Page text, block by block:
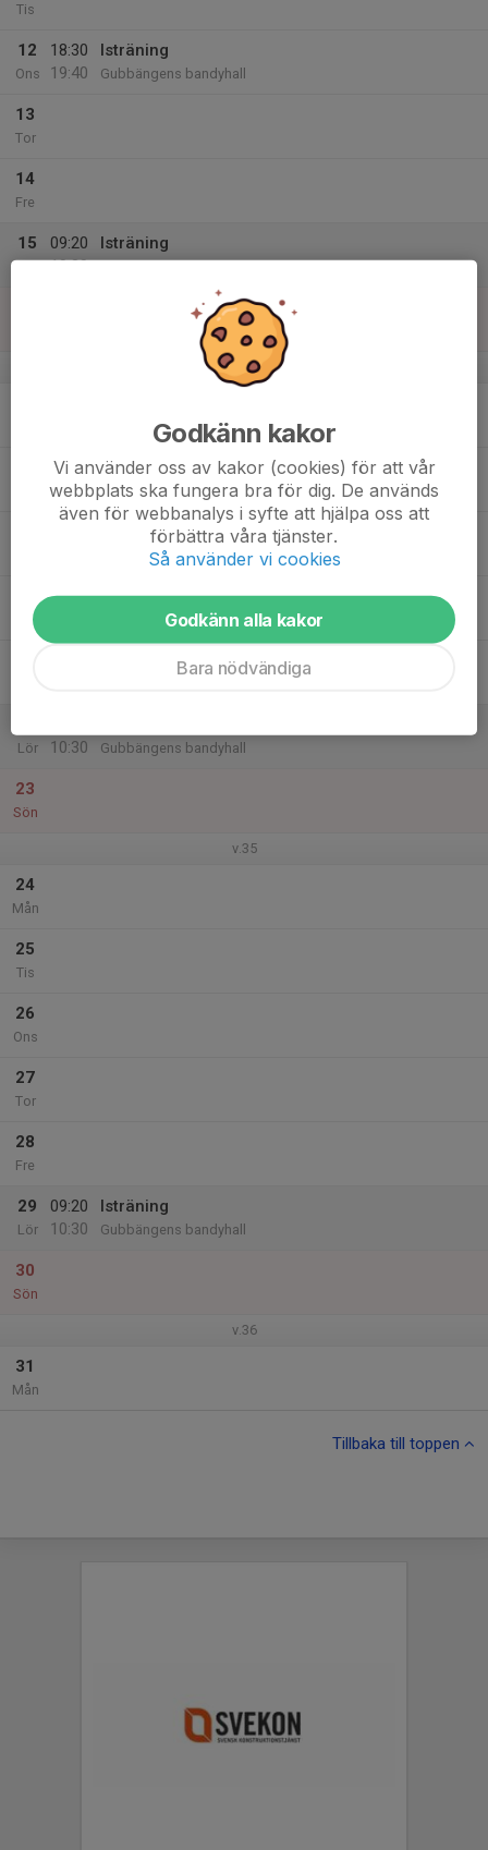
Tis
12
Ons
18:30
19:40
Isträning
Gubbängens bandyhall
13
Tor
14
Fre
15
09:20
10:30
Isträning
v.34
Tor
Lör
10:30
Gubbängens bandyhall
23
Sön
v.35
24
Mån
25
Tis
26
Ons
27
Tor
28
Fre
29
Lör
09:20
10:30
Isträning
Gubbängens bandyhall
30
Sön
v.36
31
Mån
Tillbaka till toppen
Godkänn kakor
Vi använder oss av kakor (cookies) för att vår
webbplats ska fungera bra för dig. De används
även för webbanalys i syfte att hjälpa oss att
förbättra våra tjänster.
Så använder vi cookies
Godkänn alla kakor
Bara nödvändiga